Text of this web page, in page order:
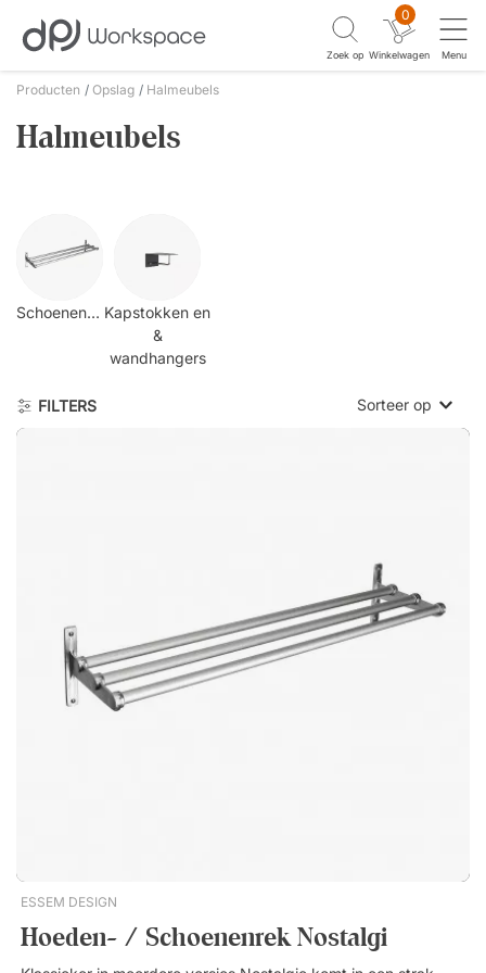
Zoek op
0
Winkelwagen Menu
Producten Opslag Halmeubels
Halmeubels
Schoenenrekken Kapstokken en
&
wandhangers
FILTERS Sorteer op
ESSEM DESIGN
Hoeden- / Schoenenrek Nostalgi